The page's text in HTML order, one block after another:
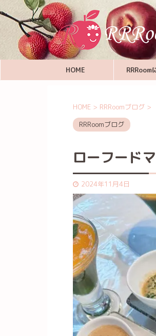
HOME RRRoom
HOME > RRRoomブログ >
RRRoomブログ
ローフード
2024年11月4日